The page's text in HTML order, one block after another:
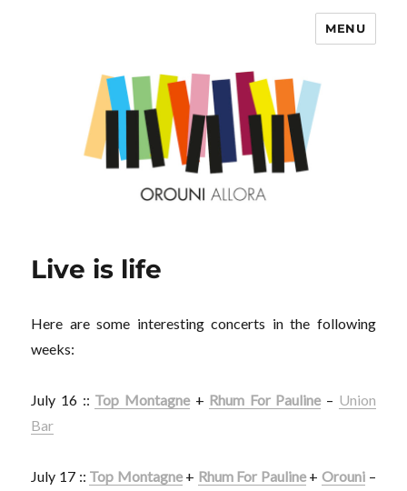
MENU
Live is life
Here are some interesting concerts in the following
weeks:
July 16 :: Top Montagne+ Rhum For Pauline – Union
Bar
July 17 :: Top Montagne+ Rhum For Pauline+Orouni –